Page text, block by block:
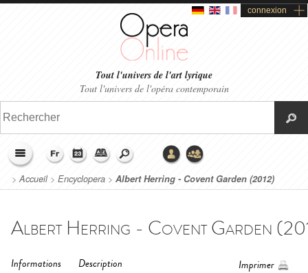
connexion
Tout l'univers de l'art lyrique
Tout l'univers de l'opéra contemporain
>Accueil> Encyclopera > Albert Herring - Covent Garden (2012)
Informations Description Imprimer